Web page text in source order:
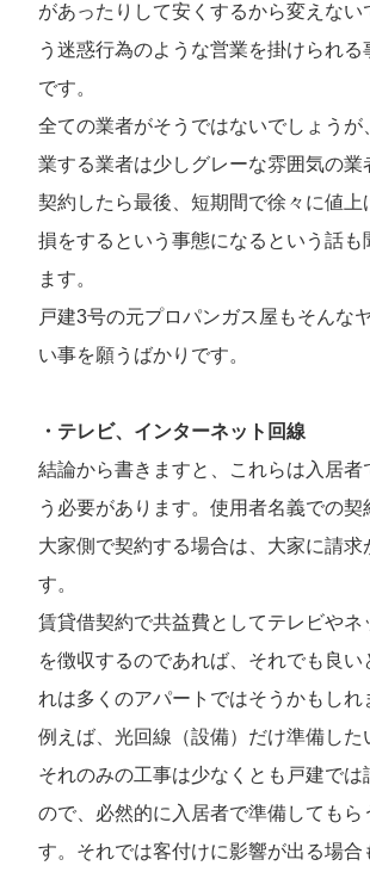
があったりして安くするから変えない
う迷惑行為のような営業を掛けられる
です。
全ての業者がそうではないでしょうが
業する業者は少しグレーな雰囲気の業
契約したら最後、短期間で徐々に値上
損をするという事態になるという話も
ます。
戸建3号の元プロパンガス屋もそんな
い事を願うばかりです。
・テレビ、インターネット回線
結論から書きますと、これらは入居者
う必要があります。使用者名義での契
大家側で契約する場合は、大家に請求
す。
賃貸借契約で共益費としてテレビやネ
を徴収するのであれば、それでも良い
れは多くのアパートではそうかもしれ
例えば、光回線（設備）だけ準備した
それのみの工事は少なくとも戸建では
ので、必然的に入居者で準備してもら
す。それでは客付けに影響が出る場合